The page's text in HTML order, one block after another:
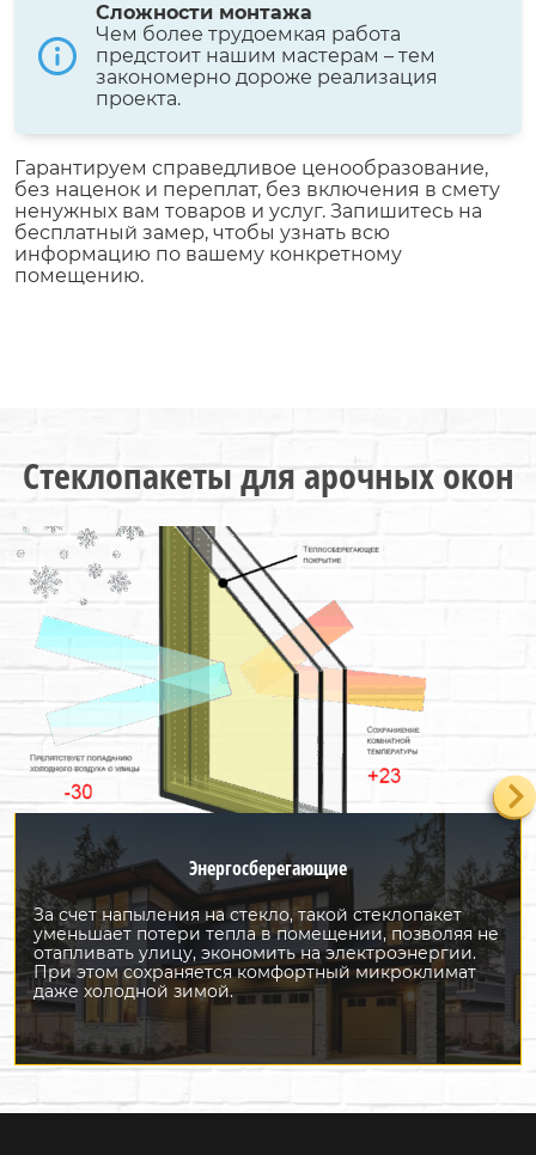
Сложности монтажа
Чем более трудоемкая работа
предстоит нашим мастерам – тем
закономерно дороже реализация
проекта.
Гарантируем справедливое ценообразование,
без наценок и переплат, без включения в смету
ненужных вам товаров и услуг. Запишитесь на
бесплатный замер, чтобы узнать всю
информацию по вашему конкретному
помещению.
Стеклопакеты для арочных окон
Энергосберегающие
За счет напыления на стекло, такой стеклопакет
уменьшает потери тепла в помещении, позволяя не
отапливать улицу, экономить на электроэнергии.
При этом сохраняется комфортный микроклимат
даже холодной зимой.